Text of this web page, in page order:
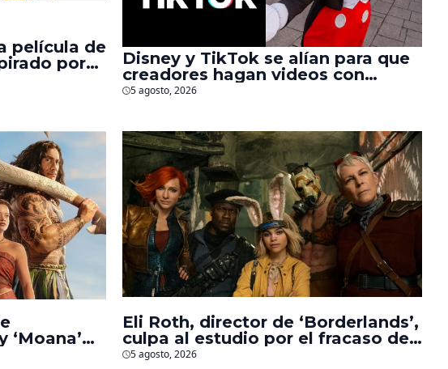
película de
por
Disney y TikTok se alían para que
creadores hagan videos con
personajes de Marvel, Pixar y ‘Star
5 agosto, 2026
‘Moana’
Eli Roth, director de ‘Borderlands’,
culpa al estudio por el fracaso de
la película
5 agosto, 2026